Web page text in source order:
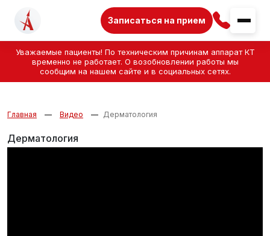
Уважаемые пациенты! По техническим причинам аппарат КТ
временно не работает. О возобновлении работы мы
сообщим на нашем сайте и в социальных сетях.
Записаться на прием
Главная Видео Дерматология
Дерматология